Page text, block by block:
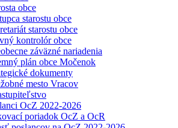
obce
starostu obce
starostu obce
kontrolór obce
záväzné nariadenia
plán obce Močenok
dokumenty
mesto Vracov
OcZ 2022-2026
poriadok OcZ a OcR